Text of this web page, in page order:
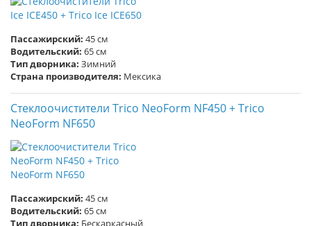
Пассажирский: 45 см
Водительский: 65 см
Тип дворника: Зимний
Страна производителя: Мексика
Стеклоочистители Trico NeoForm NF450 + Trico
NeoForm NF650
Пассажирский: 45 см
Водительский: 65 см
Тип дворника: Бескаркасный